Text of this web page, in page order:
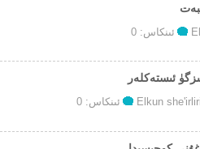
ئىنكاس: 0
ئىستەكلەر
Elkun she'irliri ئىنكاس: 0